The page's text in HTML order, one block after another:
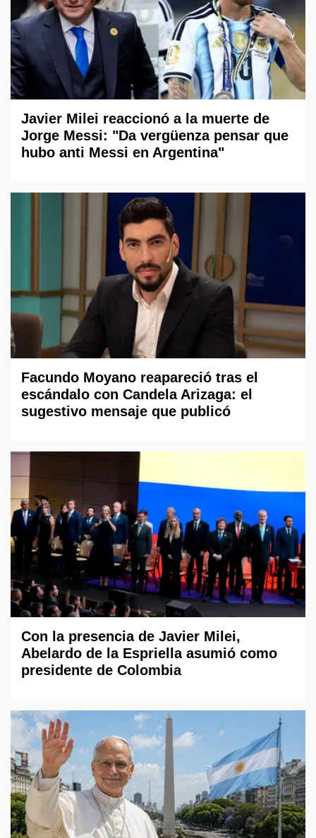
Javier Milei reaccionó a la muerte de
Jorge Messi: "Da vergüenza pensar que
hubo anti Messi en Argentina"
Facundo Moyano reapareció tras el
escándalo con Candela Arizaga: el
sugestivo mensaje que publicó
Con la presencia de Javier Milei,
Abelardo de la Espriella asumió como
presidente de Colombia